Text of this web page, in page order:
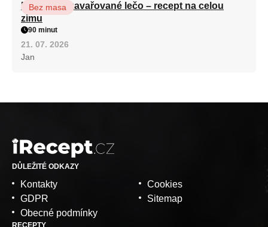
Babiččino zavařované lečo – recept na celou
zimu
Bez masa
90 minut
21. 07. 2026
Jan
DŮLEŽITÉ ODKAZY
Kontakty
GDPR
Obecné podmínky
Cookies
Sitemap